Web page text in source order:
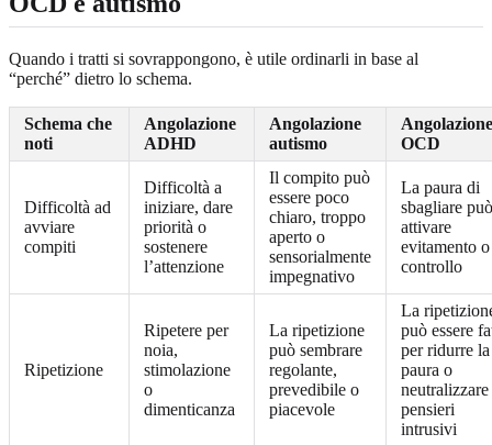
Quando i tratti si sovrappongono, è utile ordinarli in base al
“perché” dietro lo schema.
Schema che
noti
Angolazione
ADHD
Angolazione
autismo
Angolazione
OCD
Difficoltà ad
avviare
compiti
Difficoltà a
iniziare, dare
priorità o
sostenere
l’attenzione
Il compito può
essere poco
chiaro, troppo
aperto o
sensorialmente
impegnativo
La paura di
sbagliare può
attivare
evitamento o
controllo
Ripetizione
Ripetere per
noia,
stimolazione
o
dimenticanza
La ripetizione
può sembrare
regolante,
prevedibile o
piacevole
La
può essere
per ridurre la
paura o
neutralizzare
pensieri
intrusivi